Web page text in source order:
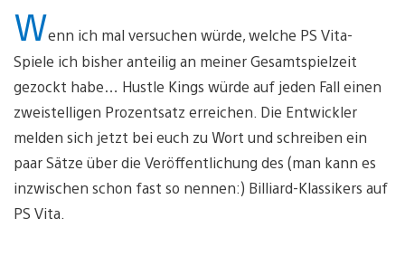
Wenn ich mal versuchen würde, welche PS Vita-
Spiele ich bisher anteilig an meiner Gesamtspielzeit
gezockt habe… Hustle Kings würde auf jeden Fall einen
zweistelligen Prozentsatz erreichen. Die Entwickler
melden sich jetzt bei euch zu Wort und schreiben ein
paar Sätze über die Veröffentlichung des (man kann es
inzwischen schon fast so nennen:) Billiard-Klassikers auf
PS Vita.